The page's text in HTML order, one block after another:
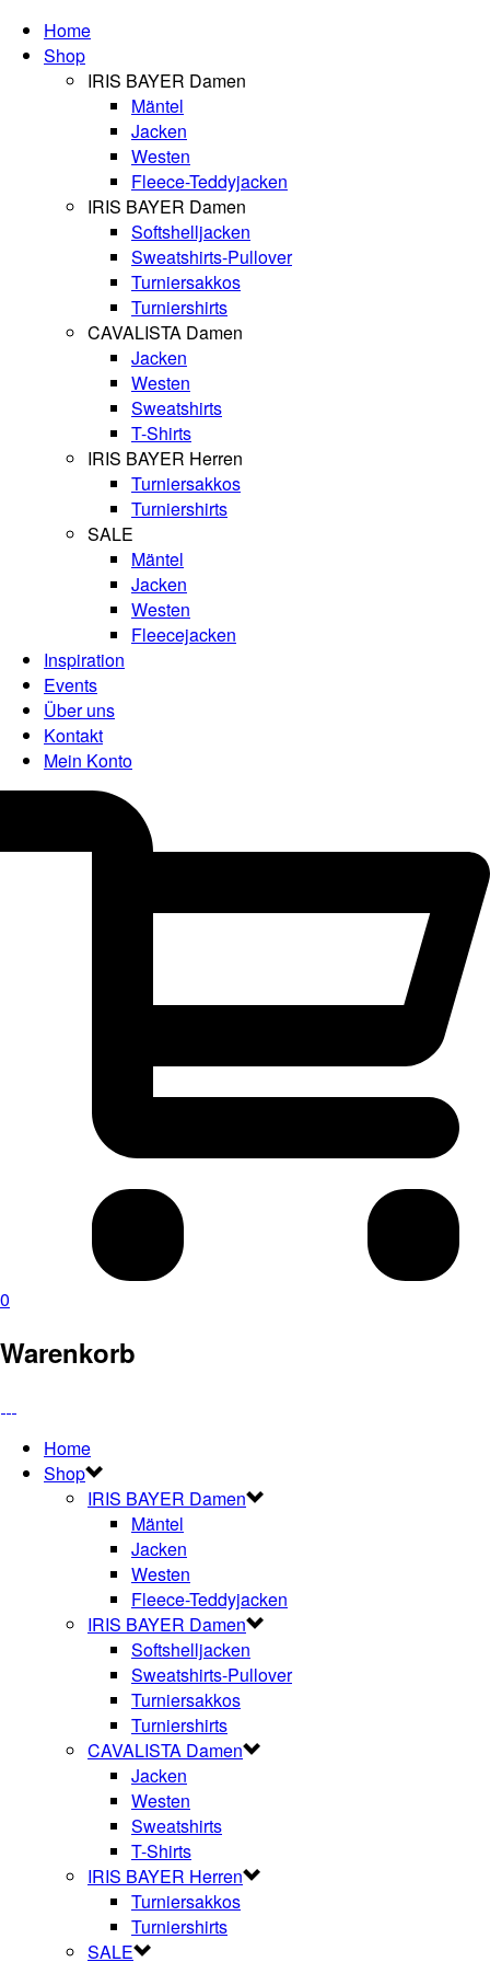
Home
Shop
IRIS BAYER Damen
Mäntel
Jacken
Westen
Fleece-Teddyjacken
IRIS BAYER Damen
Softshelljacken
Sweatshirts-Pullover
Turniersakkos
Turniershirts
CAVALISTA Damen
Jacken
Westen
Sweatshirts
T-Shirts
IRIS BAYER Herren
Turniersakkos
Turniershirts
SALE
Mäntel
Jacken
Westen
Fleecejacken
Inspiration
Events
Über uns
Kontakt
Mein Konto
0
Warenkorb
Home
Shop
IRIS BAYER Damen
Mäntel
Jacken
Westen
Fleece-Teddyjacken
IRIS BAYER Damen
Softshelljacken
Sweatshirts-Pullover
Turniersakkos
Turniershirts
CAVALISTA Damen
Jacken
Westen
Sweatshirts
T-Shirts
IRIS BAYER Herren
Turniersakkos
Turniershirts
SALE